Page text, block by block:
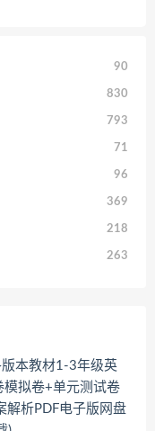
90
830
793
71
96
369
218
263
本教材1-3年级英
拟卷+单元测试卷
解析PDF电子版网盘